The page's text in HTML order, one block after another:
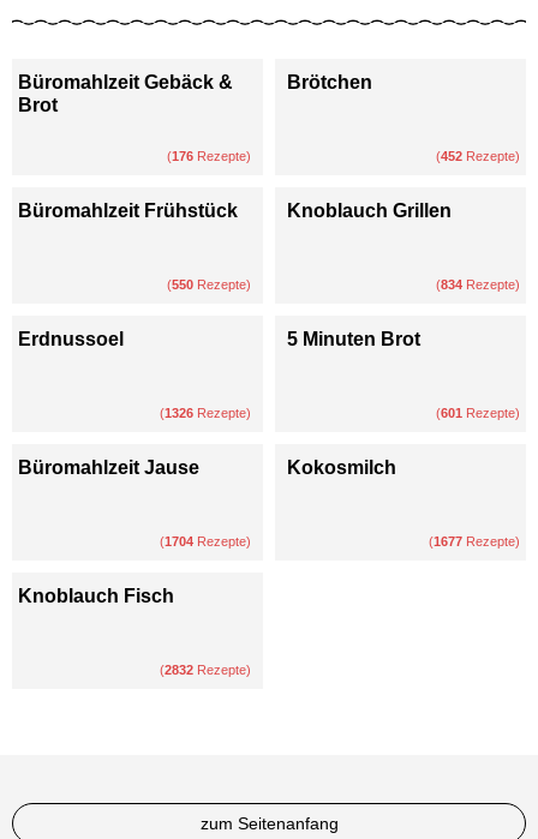
Büromahlzeit Gebäck &
Brot
(176 Rezepte)
Brötchen
(452 Rezepte)
Büromahlzeit Frühstück
(550 Rezepte)
Knoblauch Grillen
(834 Rezepte)
Erdnussoel
(1326 Rezepte)
5 Minuten Brot
(601 Rezepte)
Büromahlzeit Jause
(1704 Rezepte)
Kokosmilch
(1677 Rezepte)
Knoblauch Fisch
(2832 Rezepte)
zum Seitenanfang